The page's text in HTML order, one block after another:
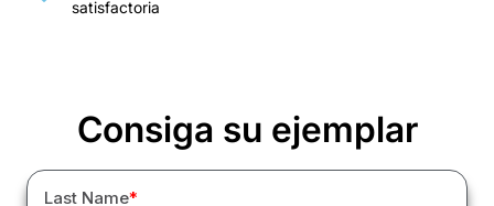
satisfactoria
Consiga su ejemplar